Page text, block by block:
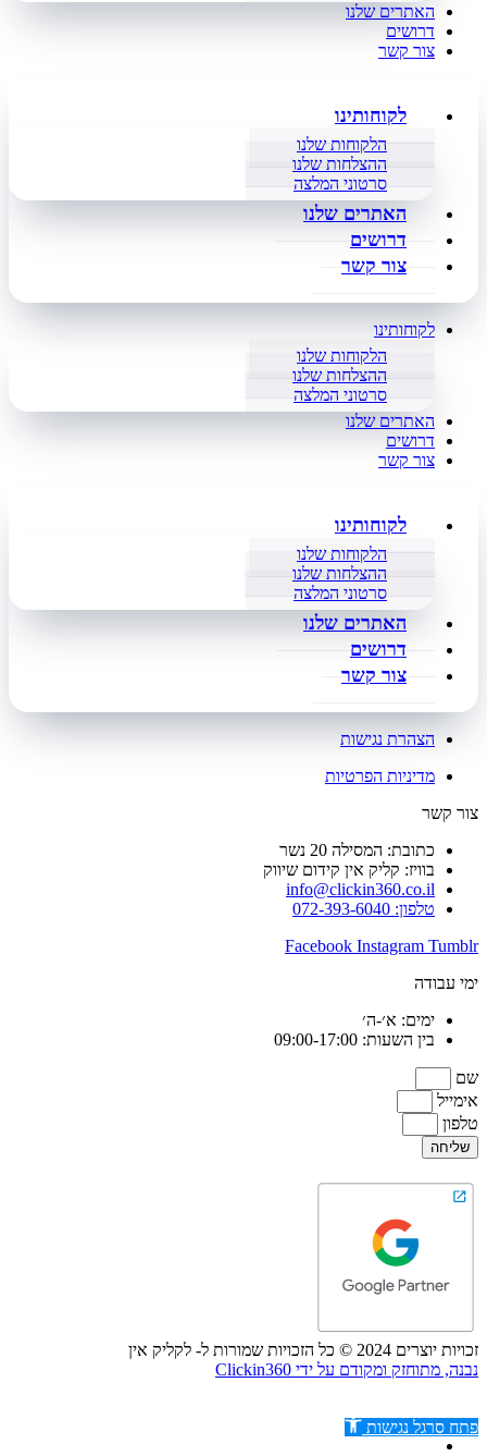
האתרים שלנו
דרושים
צור קשר
לקוחותינו
הלקוחות שלנו
ההצלחות שלנו
סרטוני המלצה
האתרים שלנו
דרושים
צור קשר
לקוחותינו
הלקוחות שלנו
ההצלחות שלנו
סרטוני המלצה
האתרים שלנו
דרושים
צור קשר
לקוחותינו
הלקוחות שלנו
ההצלחות שלנו
סרטוני המלצה
האתרים שלנו
דרושים
צור קשר
הצהרת נגישות
מדיניות הפרטיות
צור קשר
כתובת: המסילה 20 נשר
בוויז: קליק אין קידום שיווק
info@clickin360.co.il
טלפון: 072-393-6040
Facebook Instagram Tumblr
ימי עבודה
ימים: א׳-ה׳
בין השעות: 09:00-17:00
שם
אימייל
טלפון
שליחה
זכויות יוצרים 2024 © כל הזכויות שמורות ל- לקליק אין
נבנה, מתוחזק ומקודם על ידי Clickin360
פתח סרגל נגישות